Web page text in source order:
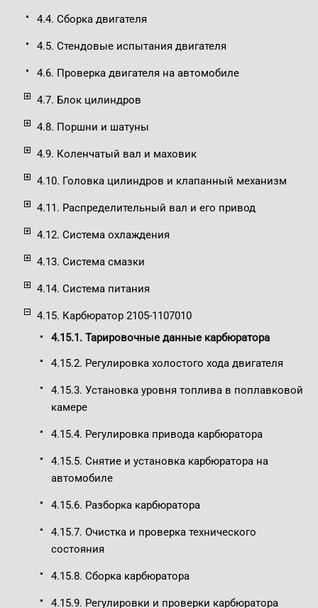
4.4. Сборка двигателя
4.5. Стендовые испытания двигателя
4.6. Проверка двигателя на автомобиле
4.7. Блок цилиндров
4.8. Поршни и шатуны
4.9. Коленчатый вал и маховик
4.10. Головка цилиндров и клапанный механизм
4.11. Распределительный вал и его привод
4.12. Система охлаждения
4.13. Система смазки
4.14. Система питания
4.15. Карбюратор 2105-1107010
4.15.1. Тарировочные данные карбюратора
4.15.2. Регулировка холостого хода двигателя
4.15.3. Установка уровня топлива в поплавковой
камере
4.15.4. Регулировка привода карбюратора
4.15.5. Снятие и установка карбюратора на
автомобиле
4.15.6. Разборка карбюратора
4.15.7. Очистка и проверка технического
состояния
4.15.8. Сборка карбюратора
4.15.9. Регулировки и проверки карбюратора